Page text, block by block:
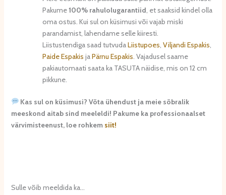
Pakume100% rahulolugarantiid, et saaksid kindel olla
oma ostus. Kui sul on küsimusi või vajab miski
parandamist, lahendame selle kiiresti.
Liistustendiga saad tutvudaLiistupoes, Viljandi Espakis,
Paide Espakis jaPärnu Espakis. Vajadusel saame
pakiautomaati saata ka TASUTA näidise, mis on 12 cm
pikkune.
Kas sul on küsimusi? Võta ühendust ja meie sõbralik
meeskond aitab sind meeleldi! Pakume ka professionaalset
värvimisteenust, loe rohkem siit!
Sulle võib meeldida ka…